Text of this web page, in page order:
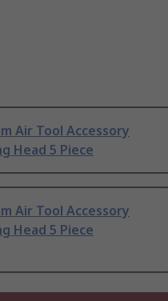
Air Tool Accessory
Head 5 Piece
Air Tool Accessory
Head 5 Piece